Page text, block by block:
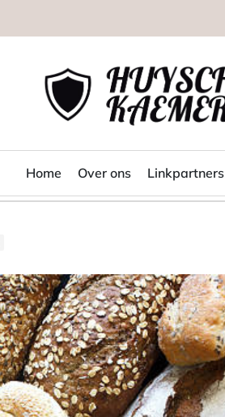
Huysch
Kaemer
Home Over ons Linkpartners